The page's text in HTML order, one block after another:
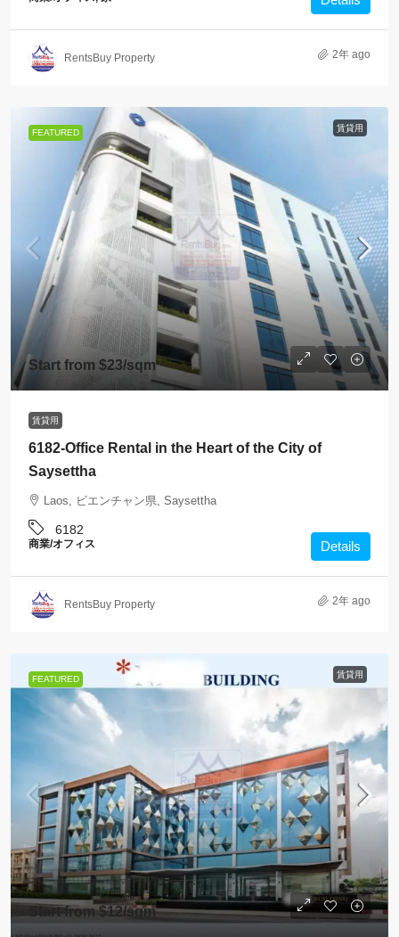
RentsBuy Property 2年 ago
FEATURED 賃貸用
Start from $23/sqm
賃貸用
6182-Office Rental in the Heart of the City of
Saysettha
Laos, ビエンチャン県, Saysettha
6182
商業/オフィス Details
RentsBuy Property 2年 ago
FEATURED 賃貸用
Start from$12/sqm